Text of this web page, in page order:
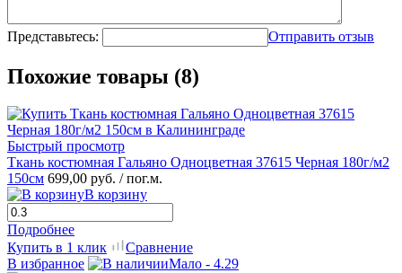
Представьтесь: Отправить отзыв
Похожие товары (8)
Быстрый просмотр
Ткань костюмная Гальяно Одноцветная 37615 Черная 180г/м2
150см 699,00 руб. / пог.м.
В корзину
Подробнее
Купить в 1 клик
Сравнение
В избранное
Мало - 4.29